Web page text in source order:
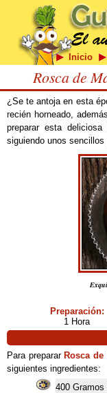
Inicio
Rosca de
¿Se te antoja en esta
recién horneado,
preparar esta
siguiendo unos
Preparación:
1 Hora
Para preparar Rosca
siguientes ingredientes:
400